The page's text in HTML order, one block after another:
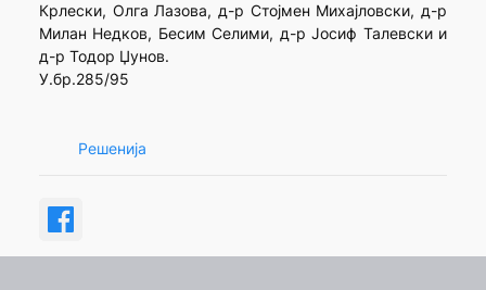
Крлески, Олга Лазова, д-р Стојмен Михајловски, д-р
Милан Недков, Бесим Селими, д-р Јосиф Талевски и
д-р Тодор Џунов.
У.бр.285/95
Решенија